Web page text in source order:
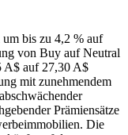
bis zu 4,2 % auf
von Buy auf Neutral
A$ auf 27,30 A$
mit zunehmendem
Prämiensätze
Die